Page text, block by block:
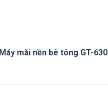
Máy mài nền bê tông GT-630